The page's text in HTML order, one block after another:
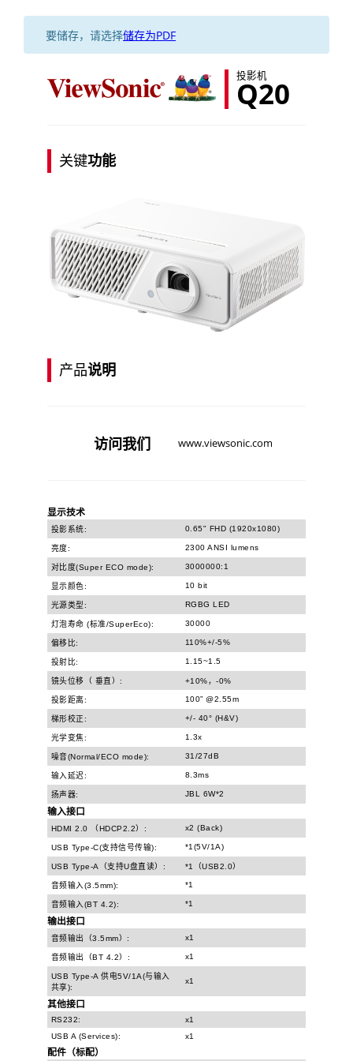
要储存，请选择储存为PDF
投影机
Q20
关键功能
产品说明
访问我们 www.viewsonic.com
显示技术
投影系统: 0.65" FHD (1920x1080)
亮度: 2300 ANSI lumens
对比度(Super ECO mode): 3000000:1
显示颜色: 10 bit
光源类型: RGBG LED
灯泡寿命 (标准/SuperEco): 30000
偏移比: 110%+/-5%
投射比: 1.15~1.5
镜头位移（ 垂直）: +10%，-0%
投影距离: 100” @2.55m
梯形校正: +/- 40° (H&V)
光学变焦: 1.3x
噪音(Normal/ECO mode): 31/27dB
输入延迟: 8.3ms
扬声器: JBL 6W*2
输入接口
HDMI 2.0 （HDCP2.2）: x2 (Back)
USB Type-C(支持信号传输): *1(5V/1A)
USB Type-A（支持U盘直读）: *1（USB2.0）
音频输入(3.5mm): *1
音频输入(BT 4.2): *1
输出接口
音频输出（3.5mm）: x1
音频输出（BT 4.2）: x1
USB Type-A 供电5V/1A(与输入
共享):
x1
其他接口
RS232:
x1
USB A (Services):
x1
配件（标配）